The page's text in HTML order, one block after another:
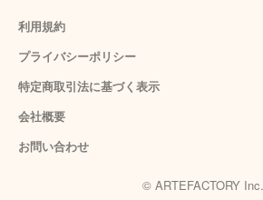
利用規約
プライバシーポリシー
特定商取引法に基づく表示
会社概要
お問い合わせ
© ARTEFACTORY Inc.